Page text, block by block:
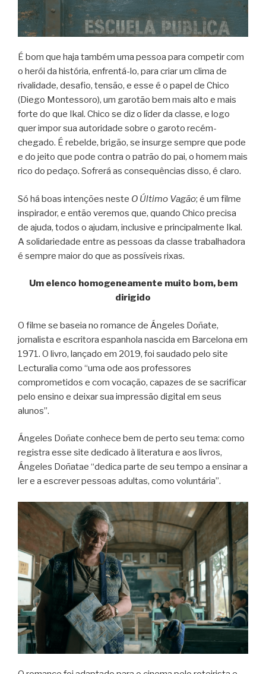
É bom que haja também uma pessoa para competir com
o herói da história, enfrentá-lo, para criar um clima de
rivalidade, desafio, tensão, e esse é o papel de Chico
(Diego Montessoro), um garotão bem mais alto e mais
forte do que Ikal. Chico se diz o líder da classe, e logo
quer impor sua autoridade sobre o garoto recém-
chegado. É rebelde, brigão, se insurge sempre que pode
e do jeito que pode contra o patrão do pai, o homem mais
rico do pedaço. Sofrerá as consequências disso, é claro.
Só há boas intenções neste O Último Vagão; é um filme
inspirador, e então veremos que, quando Chico precisa
de ajuda, todos o ajudam, inclusive e principalmente Ikal.
A solidariedade entre as pessoas da classe trabalhadora
é sempre maior do que as possíveis rixas.
Um elenco homogeneamente muito bom, bem
dirigido
O filme se baseia no romance de Ángeles Doñate,
jornalista e escritora espanhola nascida em Barcelona em
1971. O livro, lançado em 2019, foi saudado pelo site
Lecturalia como “uma ode aos professores
comprometidos e com vocação, capazes de se sacrificar
pelo ensino e deixar sua impressão digital em seus
alunos”.
Ángeles Doñate conhece bem de perto seu tema: como
registra esse site dedicado à literatura e aos livros,
Ángeles Doñatae “dedica parte de seu tempo a ensinar a
ler e a escrever pessoas adultas, como voluntária”.